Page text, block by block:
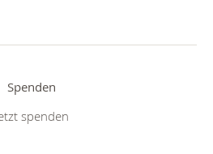
Spenden
spenden